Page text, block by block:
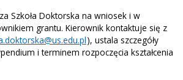
Szkoła Doktorska na wniosek i w
grantu. Kierownik kontaktuje się z
), ustala szczegóły
i terminem rozpoczęcia kształcenia